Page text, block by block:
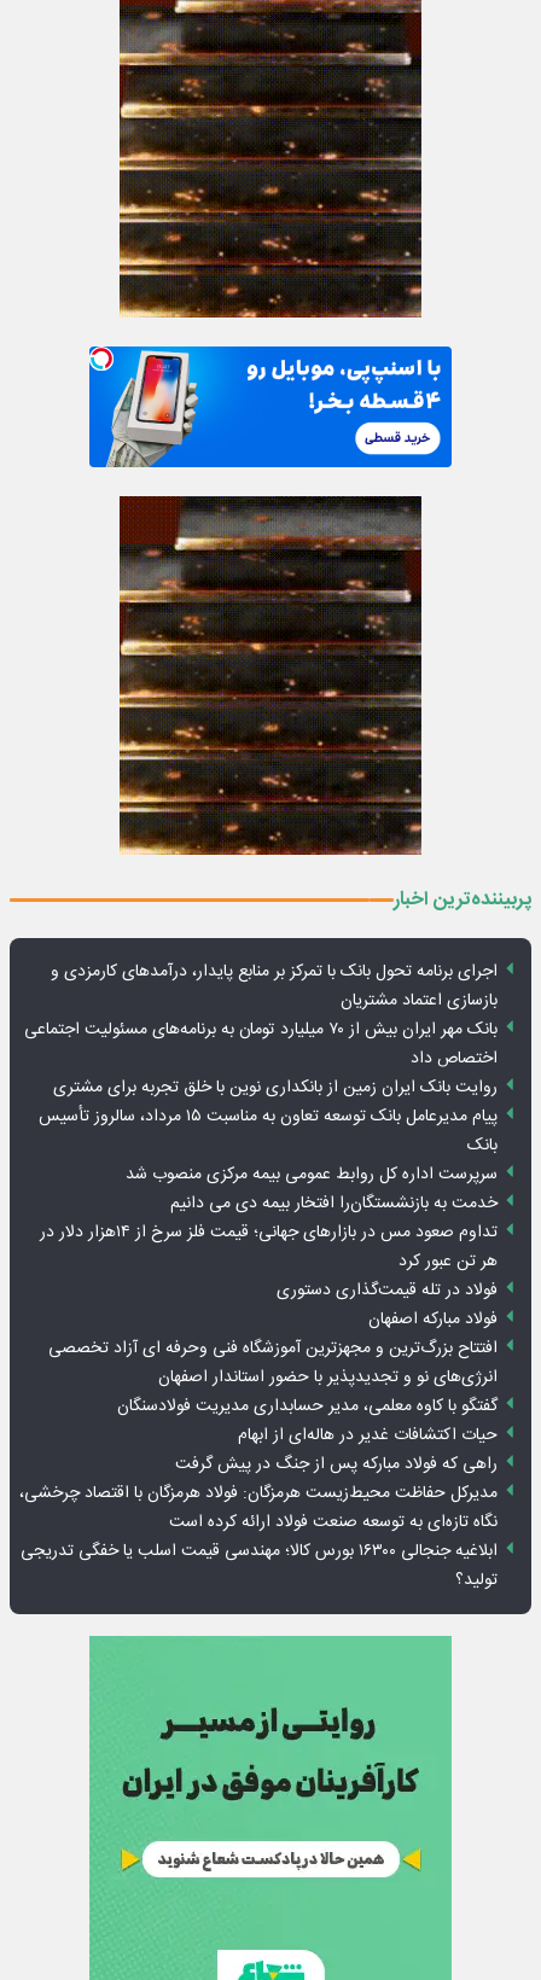
پربیننده‌ترین اخبار
اجرای برنامه تحول بانک با تمرکز بر منابع پایدار، درآمدهای کارمزدی و
بازسازی اعتماد مشتریان
بانک مهر ایران بیش از ۷۰ میلیارد تومان به برنامه‌های مسئولیت اجتماعی
اختصاص داد
روایت بانک ایران زمین از بانکداری نوین با خلق تجربه برای مشتری
پیام مدیرعامل بانک توسعه تعاون به مناسبت ۱۵ مرداد، سالروز تأسیس
بانک
سرپرست اداره کل روابط عمومی بیمه مرکزی منصوب شد
خدمت به بازنشستگان‌را افتخار بیمه دی می دانیم
تداوم صعود مس در بازارهای جهانی؛ قیمت فلز سرخ از ۱۴هزار دلار در
هر تن عبور کرد
فولاد در تله قیمت‌گذاری دستوری
فولاد مبارکه اصفهان
افتتاح بزرگ‌ترین و مجهزترین آموزشگاه فنی وحرفه ای آزاد تخصصی
انرژی‌های نو و تجدیدپذیر با حضور استاندار اصفهان
گفتگو با کاوه معلمی، مدیر حسابداری مدیریت فولادسنگان
حیات اکتشافات غدیر در هاله‌ای از ابهام
راهی که فولاد مبارکه پس از جنگ در پیش گرفت
مدیرکل حفاظت محیط‌زیست هرمزگان: فولاد هرمزگان با اقتصاد چرخشی،
نگاه تازه‌ای به توسعه صنعت فولاد ارائه کرده است
ابلاغیه جنجالی ۱۶۳۰۰ بورس کالا؛ مهندسی قیمت اسلب یا خفگی تدریجی
تولید؟